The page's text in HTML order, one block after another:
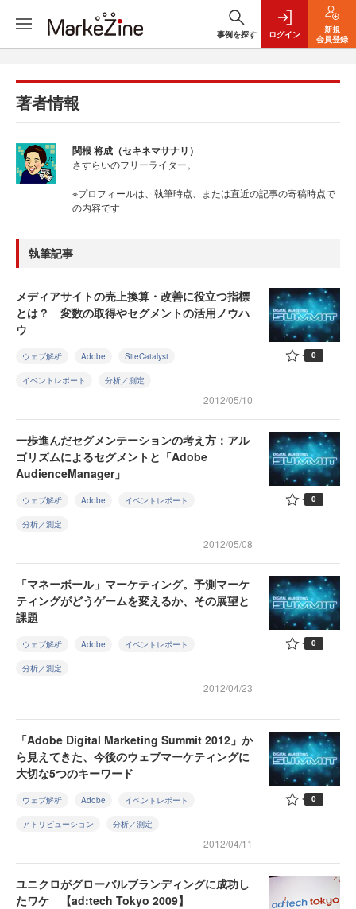
事例を探す ログイン
新規
会員登録
著者情報
関根 将成（セキネマサナリ）
さすらいのフリーライター。
※プロフィールは、執筆時点、または直近の記事の寄稿時点で
の内容です
執筆記事
メディアサイトの売上換算・改善に役立つ指標
とは？ 変数の取得やセグメントの活用ノウハ
ウ
ウェブ解析 Adobe SiteCatalyst
イベントレポート 分析／測定
2012/05/10
0
一歩進んだセグメンテーションの考え方：アル
ゴリズムによるセグメントと「Adobe
AudienceManager」
ウェブ解析 Adobe イベントレポート
分析／測定
2012/05/08
0
「マネーボール」マーケティング。予測マーケ
ティングがどうゲームを変えるか、その展望と
課題
ウェブ解析 Adobe イベントレポート
分析／測定
2012/04/23
0
「Adobe Digital Marketing Summit 2012」か
ら見えてきた、今後のウェブマーケティングに
大切な5つのキーワード
ウェブ解析 Adobe イベントレポート
アトリビューション 分析／測定
2012/04/11
0
ユニクロがグローバルブランディングに成功し
たワケ 【ad:tech Tokyo 2009】